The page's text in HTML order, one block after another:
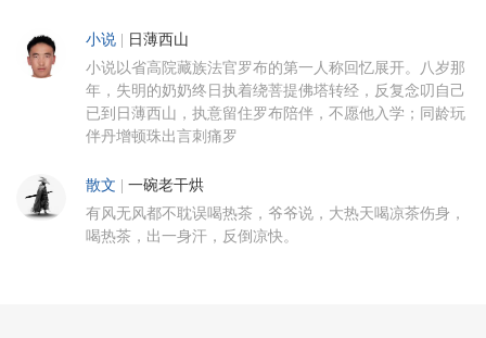
小说 日薄西山
小说以省高院藏族法官罗布的第一人称回忆展开。八岁那
年，失明的奶奶终日执着绕菩提佛塔转经，反复念叨自己
已到日薄西山，执意留住罗布陪伴，不愿他入学；同龄玩
伴丹增顿珠出言刺痛罗
散文 一碗老干烘
有风无风都不耽误喝热茶，爷爷说，大热天喝凉茶伤身，
喝热茶，出一身汗，反倒凉快。